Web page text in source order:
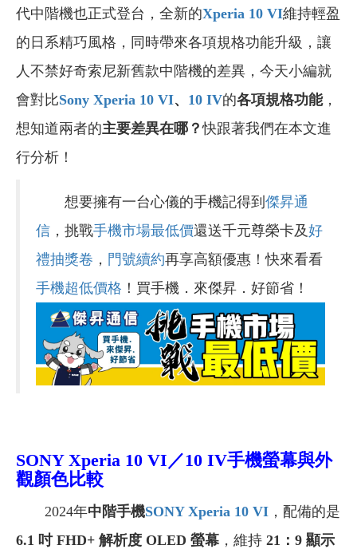
代中階機也正式登台，全新的Xperia 10 VI維持輕盈
的日系精巧風格，同時帶來各項規格功能升級，讓
人不禁好奇索尼新舊款中階機的差異，今天小編就
會對比Sony Xperia 10 VI、 10 IV的各項規格功能，
想知道兩者的主要差異在哪？快跟著我們在本文進
行分析！
想要擁有一台心儀的手機記得到 傑昇通
信 ，挑戰手機市場最低價還送千元尊榮卡及好
禮抽獎卷 ， 門號續約再享高額優惠！快來看看
手機超低價格 ！買手機．來傑昇．好節省！
SONY Xperia 10 VI／10 IV手機螢幕與外
觀顏色比較
2024年中階手機SONY Xperia 10 VI ，配備的是
6.1 吋 FHD+ 解析度 OLED 螢幕 ，維持 21：9 顯示